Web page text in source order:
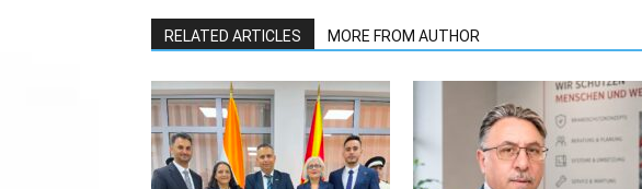
RELATED ARTICLES MORE FROM AUTHOR